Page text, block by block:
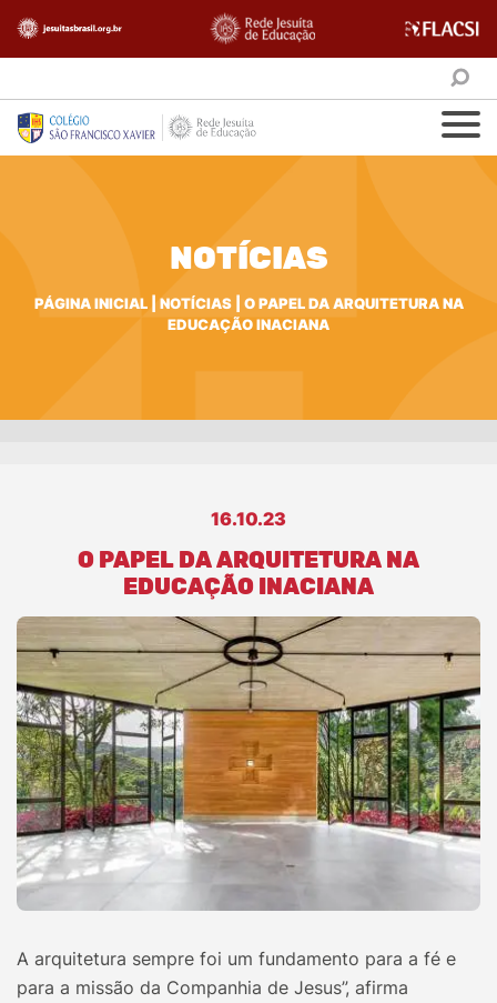
NOTÍCIAS
PÁGINA INICIAL| NOTÍCIAS| O PAPEL DA ARQUITETURA NA
EDUCAÇÃO INACIANA
16.10.23
O PAPEL DA ARQUITETURA NA
EDUCAÇÃO INACIANA
A arquitetura sempre foi um fundamento para a fé e
para a missão da Companhia de Jesus”, afirma